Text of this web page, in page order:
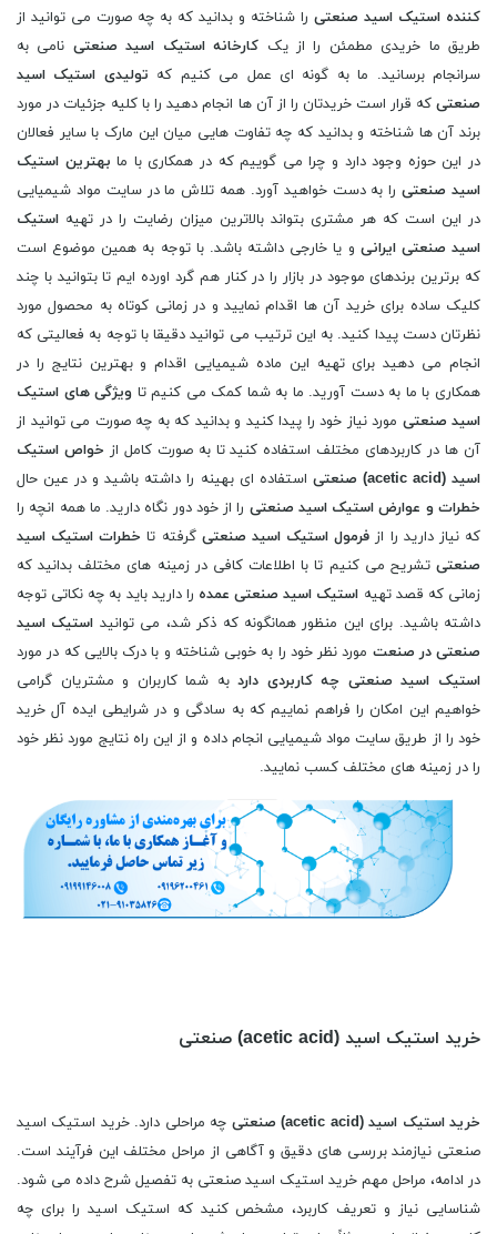
کننده استیک اسید صنعتی را شناخته و بدانید که به چه صورت می توانید از
طریق ما خریدی مطمئن را از یک کارخانهاستیک اسید صنعتی نامی به
سرانجام برسانید. ما به گونه ای عمل می کنیم که تولیدی استیک اسید
صنعتی که قرار است خریدتان را از آن ها انجام دهید را با کلیه جزئیات در مورد
برند آن ها شناخته و بدانید که چه تفاوت هایی میان این مارک با سایر فعالان
در این حوزه وجود دارد و چرا می گوییم که در همکاری با ما بهترین استیک
اسید صنعتیرا به دست خواهید آورد. همه تلاش ما در سایت مواد شیمیایی
در این است که هر مشتری بتواند بالاترین میزان رضایت را در تهیه استیک
اسید صنعتی ایرانی و یا خارجی داشته باشد. با توجه به همین موضوع است
که برترین برندهای موجود در بازار را در کنار هم گرد اورده ایم تا بتوانید با چند
کلیک ساده برای خرید آن ها اقدام نمایید و در زمانی کوتاه به محصول مورد
نظرتان دست پیدا کنید. به این ترتیب می توانید دقیقا با توجه به فعالیتی که
انجام می دهید برای تهیه این ماده شیمیایی اقدام و بهترین نتایج را در
همکاری با ما به دست آورید. ما به شما کمک می کنیم تا ویژگی های استیک
اسید صنعتی مورد نیاز خود را پیدا کنید و بدانید که به چه صورت می توانید از
آن ها در کاربردهای مختلف استفاده کنید تا به صورت کامل از خواص استیک
اسید (acetic acid) صنعتی استفاده ای بهینه را داشته باشید و در عین حال
خطرات و عوارض استیک اسید صنعتی را از خود دور نگاه دارید. ما همه انچه را
که نیاز دارید را از فرمول استیک اسید صنعتی گرفته تا خطرات استیک اسید
صنعتی تشریح می کنیم تا با اطلاعات کافی در زمینه های مختلف بدانید که
زمانی که قصد تهیه استیک اسید صنعتی عمده را دارید باید به چه نکاتی توجه
داشته باشید. برای این منظور همانگونه که ذکر شد، می توانید استیک اسید
صنعتی در صنعت مورد نظر خود را به خوبی شناخته و با درک بالایی که در مورد
استیک اسید صنعتی چه کاربردی داردبه شما کاربران و مشتریان گرامی
خواهیم این امکان را فراهم نماییم که به سادگی و در شرایطی ایده آل خرید
خود را از طریق سایت مواد شیمیایی انجام داده و از این راه نتایج مورد نظر خود
را در زمینه های مختلف کسب نمایید.
خرید استیک اسید (acetic acid) صنعتی
خریداستیک اسید (acetic acid) صنعتی چه مراحلی دارد. خرید استیک اسید
صنعتی نیازمند بررسی های دقیق و آگاهی از مراحل مختلف این فرآیند است.
در ادامه، مراحل مهم خرید استیک اسید صنعتی به تفصیل شرح داده می شود.
شناسایی نیاز و تعریف کاربرد، مشخص کنید که استیک اسید را برای چه